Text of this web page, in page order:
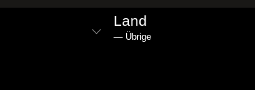
Land
— Übrige